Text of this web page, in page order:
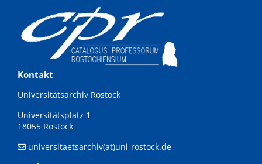
Kontakt
Universitätsarchiv Rostock
Universitätsplatz 1
18055 Rostock
universitaetsarchiv(at)uni-rostock.de